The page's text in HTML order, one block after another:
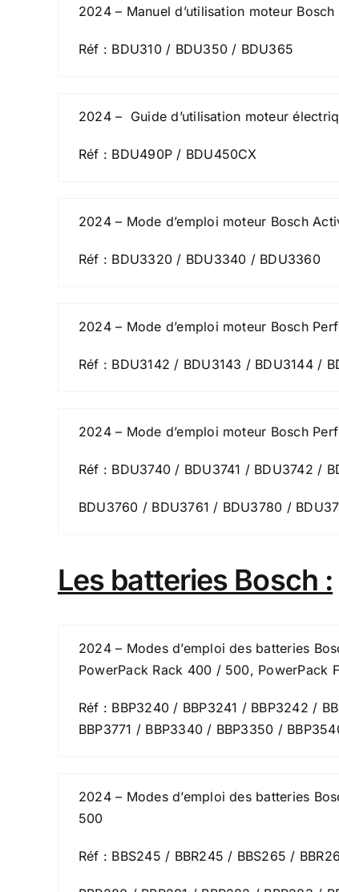
2024 – Manuel d’utilisation moteur Bosch
Réf : BDU310 / BDU350 / BDU365
2024 – Guide d’utilisation moteur
Réf : BDU490P / BDU450CX
2024 – Mode d’emploi moteur Bosch
Réf : BDU3320 / BDU3340 / BDU3360
2024 – Mode d’emploi moteur Bosch
Réf : BDU3142 / BDU3143 / BDU3144 /
2024 – Mode d’emploi moteur Bosch
Réf : BDU3740 / BDU3741 / BDU3742 /
BDU3760 / BDU3761 / BDU3780 /
Les batteries Bosch :
2024 – Modes d’emploi des batteries
PowerPack Rack 400 / 500,
Réf : BBP3240 / BBP3241 / BBP3242 /
BBP3771 / BBP3340 / BBP3350 /
2024 – Modes d’emploi des batteries
500
Réf : BBS245 / BBR245 / BBS265 /